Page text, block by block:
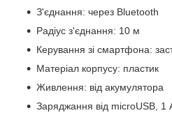
З'єднання: через Bluetooth
Радіус з'єднання: 10 м
Керування зі смартфона:
Матеріал корпусу: пластик
Живлення: від акумулятора
Заряджання від microUSB, 1